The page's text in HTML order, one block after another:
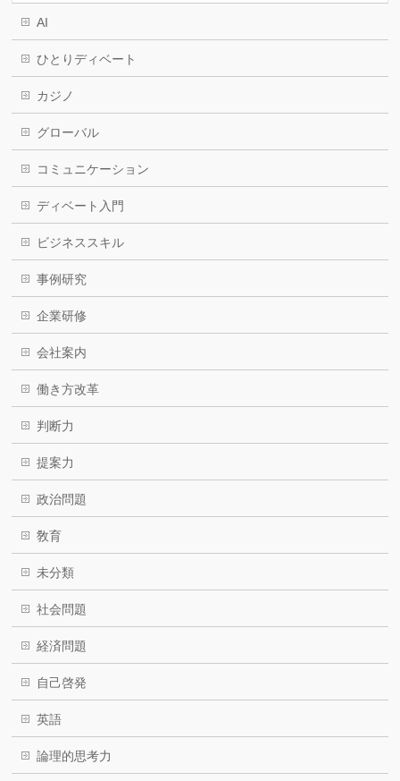
AI
ひとりディベート
カジノ
グローバル
コミュニケーション
ディベート入門
ビジネススキル
事例研究
企業研修
会社案内
働き方改革
判断力
提案力
政治問題
敎育
未分類
社会問題
経済問題
自己啓発
英語
論理的思考力